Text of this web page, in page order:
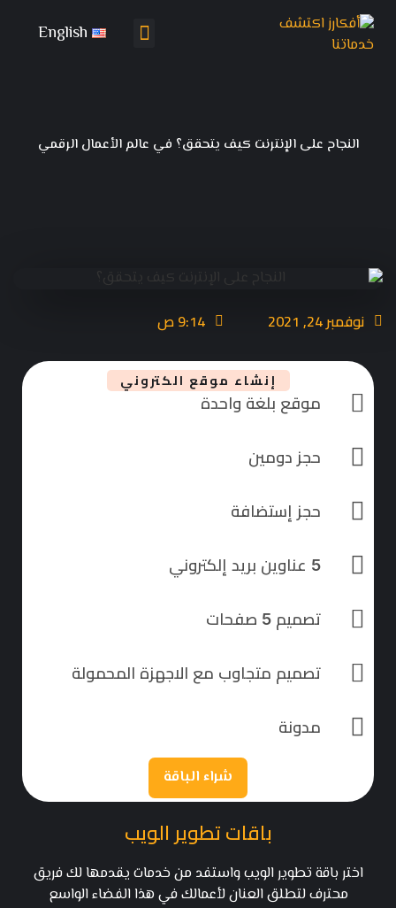
English
النجاح على الإنترنت كيف يتحقق؟ في عالم الأعمال الرقمي
نوفمبر 24, 2021 9:14 ص
باقات تطوير الويب
اختر باقة تطوير الويب واستفد من خدمات يقدمها لك فريق
محترف لتطلق العنان لأعمالك في هذا الفضاء الواسع
إنشاء موقع الكتروني
موقع بلغة واحدة
حجز دومين
حجز إستضافة
5 عناوين بريد إلكتروني
تصميم 5 صفحات
تصميم متجاوب مع الاجهزة المحمولة
مدونة
شراء الباقة